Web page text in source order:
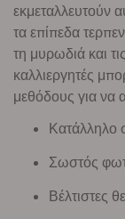
εκμεταλλευτούν
τα επίπεδα
τη μυρωδιά και
καλλιεργητές
μεθόδους για να
Κατάλληλο
Σωστός
Βέλτιστες